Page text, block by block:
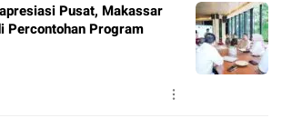
Pusat, Makassar
Percontohan Program